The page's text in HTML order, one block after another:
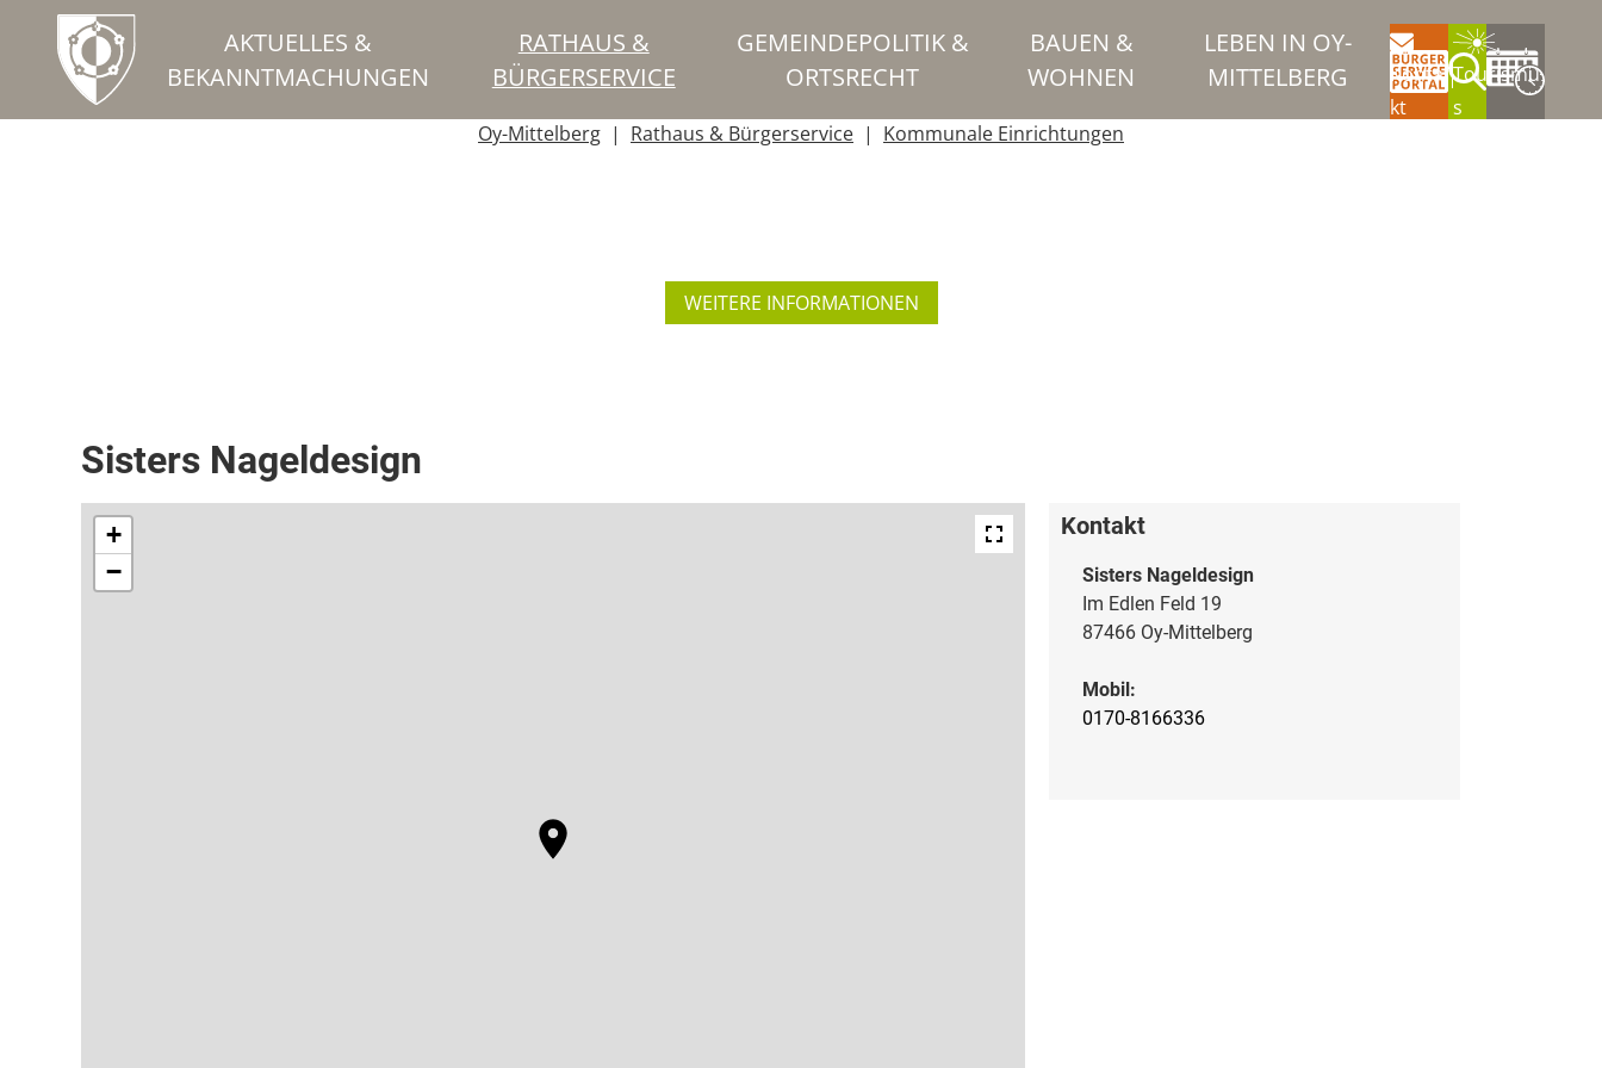
AKTUELLES &
BEKANNTMACHUNGEN
RATHAUS &
BÜRGERSERVICE
GEMEINDEPOLITIK &
ORTSRECHT
BAUEN &
WOHNEN
LEBEN IN OY-
MITTELBERG
Konta
kt
Tourismu
s
Oy-Mittelberg
Rathaus & Bürgerservice Kommunale Einrichtungen
WEITERE INFORMATIONEN
Sisters Nageldesign
Kontakt
Sisters Nageldesign
Im Edlen Feld 19
87466 Oy-Mittelberg
Mobil:
0170-8166336